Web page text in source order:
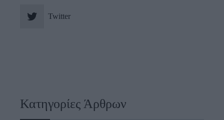
Twitter
Κατηγορίες Άρθρων